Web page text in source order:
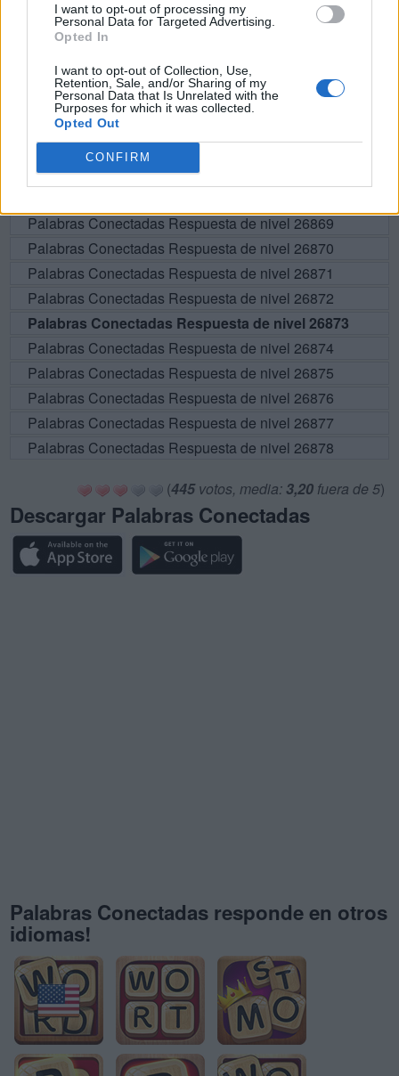
I want to opt-out of processing my
Personal Data for Targeted Advertising.
Opted In
I want to opt-out of Collection, Use,
Retention, Sale, and/or Sharing of my
Personal Data that Is Unrelated with the
Purposes for which it was collected.
Opted Out
CONFIRM
S O
BUSCAR MÁS
RESPUESTAS
Por favor seleccione los niveles:
Palabras Conectadas Respuesta de nivel 26869
Palabras Conectadas Respuesta de nivel 26870
Palabras Conectadas Respuesta de nivel 26871
Palabras Conectadas Respuesta de nivel 26872
Palabras Conectadas Respuesta de nivel 26873
Palabras Conectadas Respuesta de nivel 26874
Palabras Conectadas Respuesta de nivel 26875
Palabras Conectadas Respuesta de nivel 26876
Palabras Conectadas Respuesta de nivel 26877
Palabras Conectadas Respuesta de nivel 26878
(445votos, media: 3,20 fuera de 5)
Descargar Palabras Conectadas
Palabras Conectadas responde en otros
idiomas!